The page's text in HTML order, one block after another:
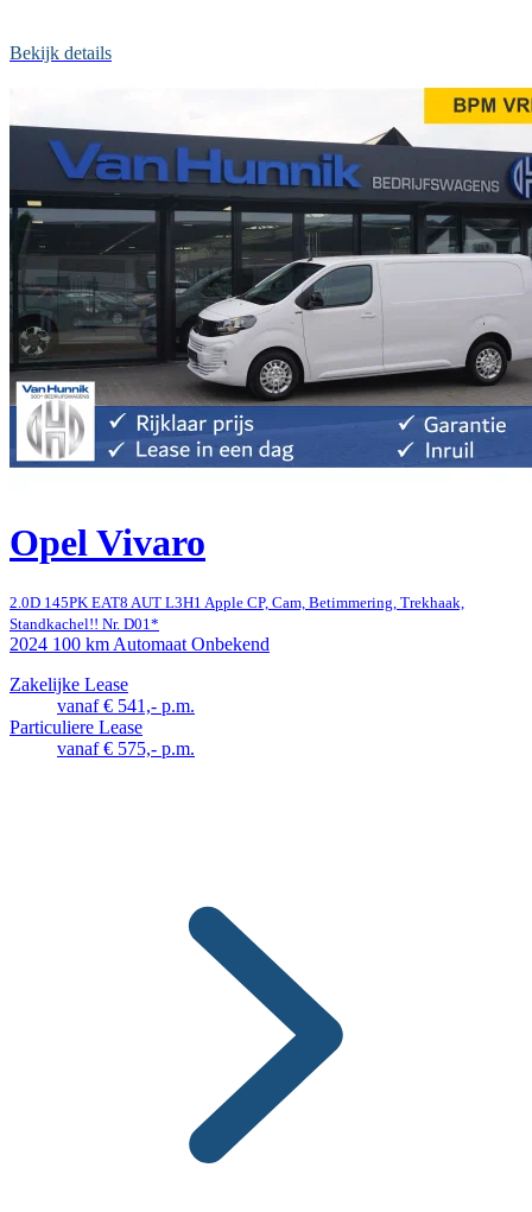
Bekijk details
Opel Vivaro
2.0D 145PK EAT8 AUT L3H1 Apple CP, Cam, Betimmering, Trekhaak,
Standkachel!! Nr. D01*
2024 100 km Automaat Onbekend
Zakelijke Lease
vanaf € 541,- p.m.
Particuliere Lease
vanaf € 575,- p.m.